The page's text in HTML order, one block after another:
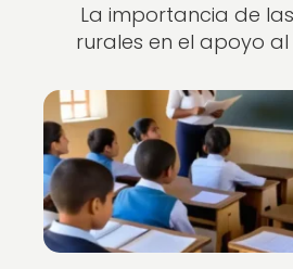
La importancia de
rurales en el apoyo